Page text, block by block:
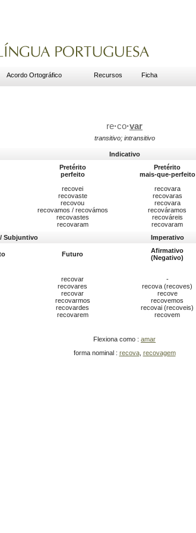
Acordo Ortográfico Recursos Ficha
re·co·var
transitivo; intransitivo
Indicativo
Pretérito
perfeito
Pretérito
mais-que-perfeito
recovei
recovaste
recovou
recovamos / recovámos
recovastes
recovaram
recovara
recovaras
recovara
recováramos
recováreis
recovaram
Subjuntivo
Imperativo
Futuro
Afirmativo
(Negativo)
recovar
recovares
recovar
recovarmos
recovardes
recovarem
-
recova (recoves)
recove
recovemos
recovai (recoveis)
recovem
Flexiona como : amar
forma nominal : recova, recovagem